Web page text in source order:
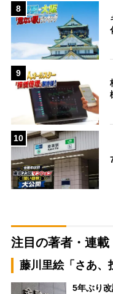
8
9
10
注目の著者・連載
藤川里絵「さあ、
5年ぶり